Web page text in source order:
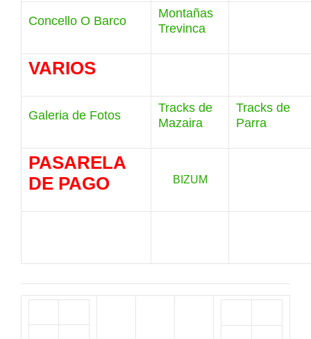
Concello O Barco
Montañas
Trevinca
VARIOS
Galeria de Fotos
Tracks de
Mazaira
Tracks de
Parra
PASARELA
DE PAGO
BIZUM